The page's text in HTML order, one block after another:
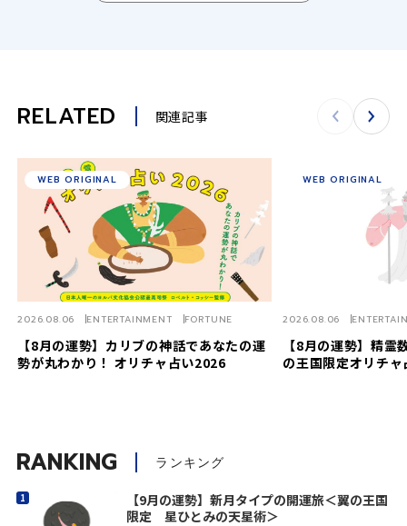
RELATED 関連記事
【8月の運勢】カリブの神話であなたの運
勢が丸わかり！ オリチャ占い2026
2026.08.06 ENTERTAINMENT FORTUNE
WEB ORIGINAL
【8月の運勢】精霊
の王国限定オリチャ
2026.08.06
WEB ORIGINAL
RANKING ランキング
【9月の運勢】新月タイプの開運旅＜翼の王国
限定 星ひとみの天星術＞